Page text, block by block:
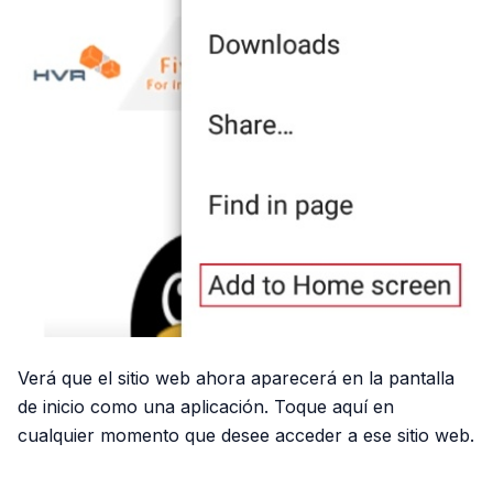
Verá que el sitio web ahora aparecerá en la pantalla
de inicio como una aplicación. Toque aquí en
cualquier momento que desee acceder a ese sitio web.